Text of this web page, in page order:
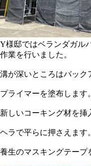
Y様邸ではベランダガル
作業を行いました。
溝が深いところはバック
プライマーを塗布します。
新しいコーキング材を挿
ヘラで平らに押さえます。
養生のマスキングテープ